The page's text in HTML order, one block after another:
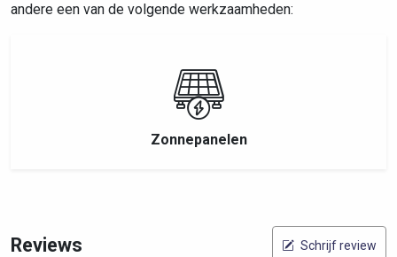
andere een van de volgende werkzaamheden:
Zonnepanelen
Reviews Schrijf review